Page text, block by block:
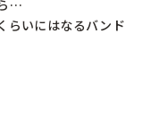
…
らいにはなるバンド